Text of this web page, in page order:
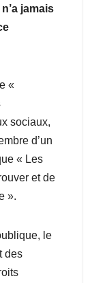
Il n’a jamais
«
sociaux,
d’un
« Les
et de
».
le
des